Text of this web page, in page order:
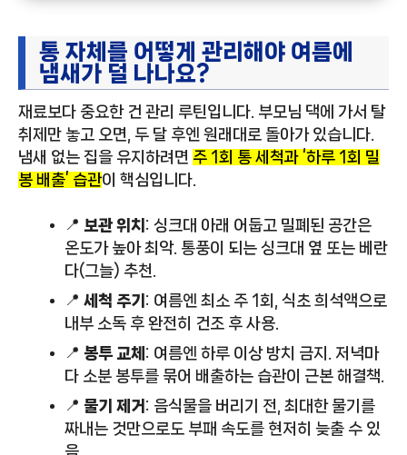
통 자체를 어떻게 관리해야 여름에
냄새가 덜 나나요?
재료보다 중요한 건 관리 루틴입니다. 부모님 댁에 가서 탈
취제만 놓고 오면, 두 달 후엔 원래대로 돌아가 있습니다.
냄새 없는 집을 유지하려면 주 1회 통 세척과 ‘하루 1회 밀
봉 배출’ 습관이 핵심입니다.
📍 보관 위치 : 싱크대 아래 어둡고 밀폐된 공간은
온도가 높아 최악. 통풍이 되는 싱크대 옆 또는 베란
다(그늘) 추천.
📍 세척 주기 : 여름엔 최소 주 1회, 식초 희석액으로
내부 소독 후 완전히 건조 후 사용.
📍 봉투 교체 : 여름엔 하루 이상 방치 금지. 저녁마
다 소분 봉투를 묶어 배출하는 습관이 근본 해결책.
📍 물기 제거 : 음식물을 버리기 전, 최대한 물기를
짜내는 것만으로도 부패 속도를 현저히 늦출 수 있